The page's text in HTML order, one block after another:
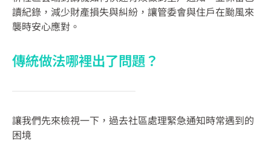
讀紀錄，減少財產損失與糾紛，讓管委會與住戶在颱風來
襲時安心應對。
傳統做法哪裡出了問題？
讓我們先來檢視一下，過去社區處理緊急通知時常遇到的
困境